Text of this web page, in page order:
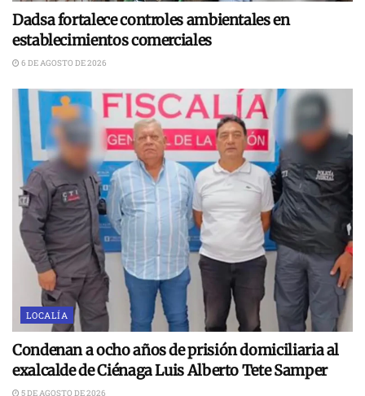
Dadsa fortalece controles ambientales en
establecimientos comerciales
6 DE AGOSTO DE 2026
LOCALÍA
Condenan a ocho años de prisión domiciliaria al
exalcalde de Ciénaga Luis Alberto Tete Samper
5 DE AGOSTO DE 2026